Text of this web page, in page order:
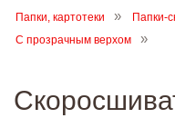
Папки, картотеки
Папки-
С прозрачным верхом